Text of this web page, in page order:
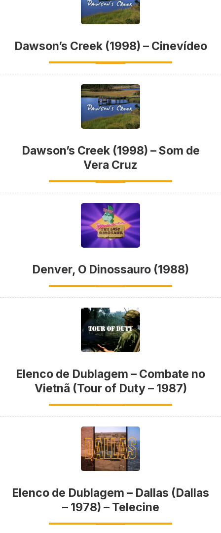
Dawson’s Creek (1998) – Cinevídeo
Dawson’s Creek (1998) – Som de
Vera Cruz
Denver, O Dinossauro (1988)
Elenco de Dublagem – Combate no
Vietnã (Tour of Duty – 1987)
Elenco de Dublagem – Dallas (Dallas
– 1978) – Telecine